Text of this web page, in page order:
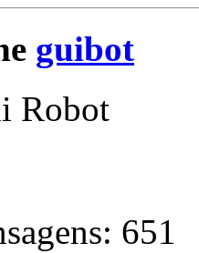
guibot
Robot
651